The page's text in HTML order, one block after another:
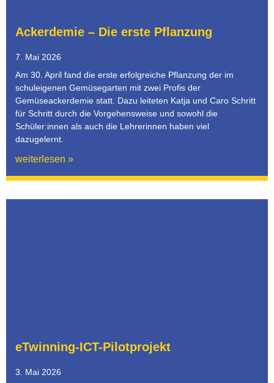
Ackerdemie – Die erste Pflanzung
7. Mai 2026
Am 30. April fand die erste erfolgreiche Pflanzung der im
schuleigenen Gemüsegarten mit zwei Profis der
Gemüseackerdemie statt. Dazu leiteten Katja und Caro Schritt
für Schritt durch die Vorgehensweise und sowohl die
Schüler:innen als auch die Lehrerinnen haben viel
dazugelernt.
weiterlesen »
eTwinning-ICT-Pilotprojekt
3. Mai 2026